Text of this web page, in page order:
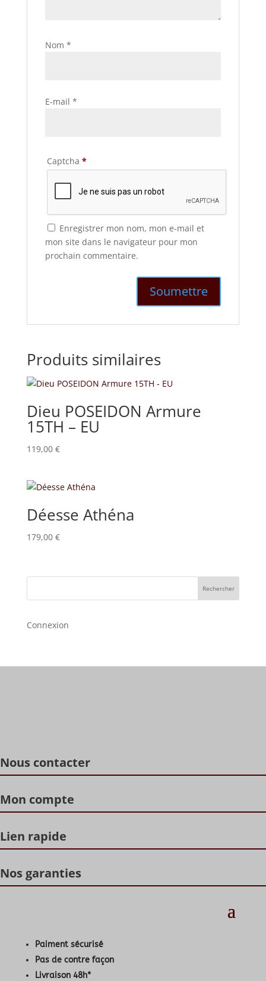
Nom *
E-mail *
Captcha *
Enregistrer mon nom, mon e-mail et
mon site dans le navigateur pour mon
prochain commentaire.
Produits similaires
Dieu POSEIDON Armure
15TH – EU
119,00 €
Déesse Athéna
179,00 €
Rechercher
Connexion
Nous contacter
Mon compte
Lien rapide
Nos garanties
Paiment sécurisé
Pas de contre façon
Livraison 48h*